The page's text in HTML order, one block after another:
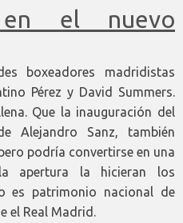
el nuevo
boxeadores madridistas
Pérez y David Summers.
Que la inauguración del
Alejandro Sanz, también
podría convertirse en una
apertura la hicieran los
es patrimonio nacional de
el Real Madrid.